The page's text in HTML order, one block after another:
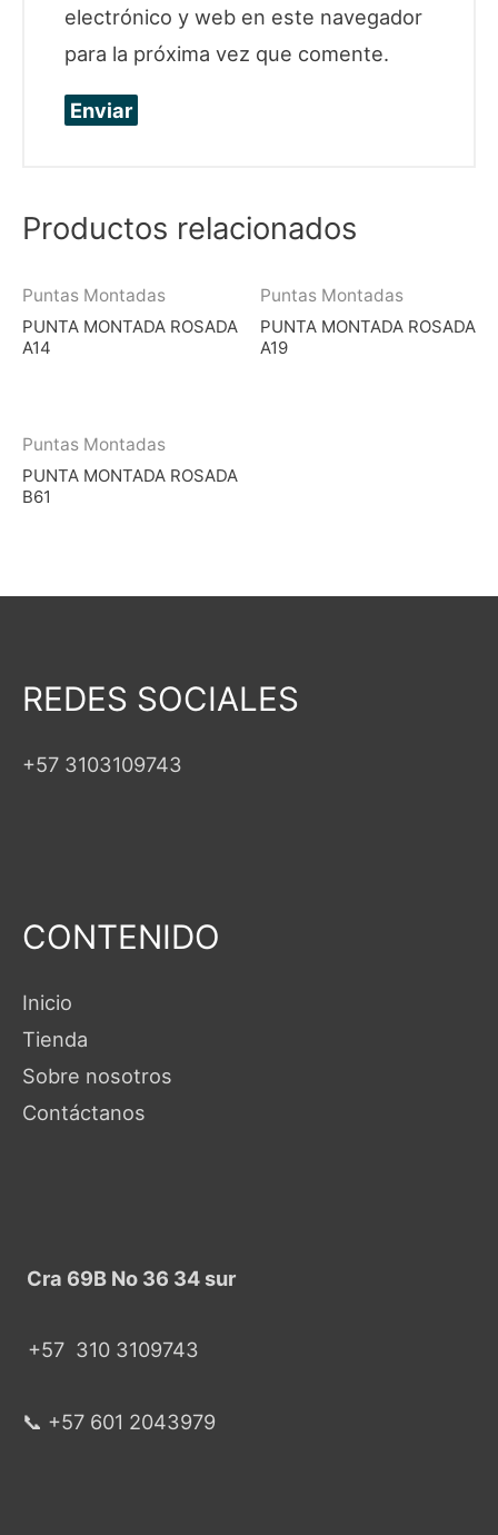
electrónico y web en este navegador
para la próxima vez que comente.
Productos relacionados
Puntas Montadas
PUNTA MONTADA ROSADA
A14
Puntas Montadas
PUNTA MONTADA ROSADA
A19
Puntas Montadas
PUNTA MONTADA ROSADA
B61
REDES SOCIALES
+57 3103109743
CONTENIDO
Inicio
Tienda
Sobre nosotros
Contáctanos
Cra 69B No 36 34 sur
+57 310 3109743
📞 +57 601 2043979